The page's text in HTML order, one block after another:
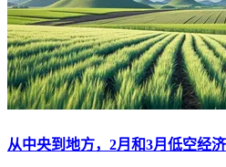
从中央到地方，2月和3月低空经